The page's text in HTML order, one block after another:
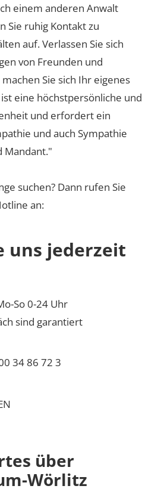
einem anderen Anwalt
Sie ruhig Kontakt zu
auf. Verlassen Sie sich
von Freunden und
Sie sich Ihr eigenes
ist eine höchstpersönliche und
und erfordert ein
und auch Sympathie
Mandant."
suchen? Dann rufen Sie
an:
uns jederzeit
So 0-24 Uhr
sind garantiert
34 86 72 3
über
Wörlitz